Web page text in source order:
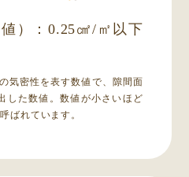
）：0.25㎠/㎡以下
気密性を表す数値で、隙間面
した数値。数値が小さいほど
ばれています。